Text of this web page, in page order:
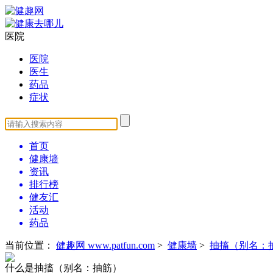
医院
医院
医生
药品
症状
首页
健康墙
资讯
排行榜
健友汇
活动
药品
当前位置： 健趣网 www.patfun.com > 健康墙 > 抽搐（别名：
什么是抽搐（别名：抽筋）